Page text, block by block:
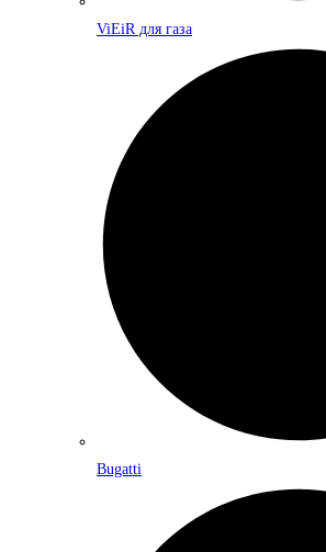
ViEiR для газа
Bugatti